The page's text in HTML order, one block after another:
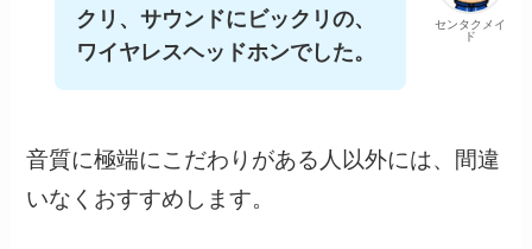
センタクメイ
ド
クリ、サウンドにビックリの、
ワイヤレスヘッドホンでした。
音質に極端にこだわりがある人以外には、間違
いなくおすすめします。